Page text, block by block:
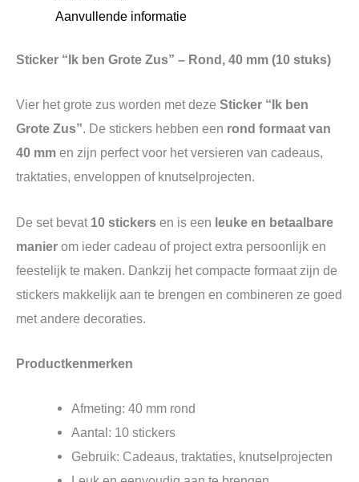
Aanvullende informatie
Sticker “Ik ben Grote Zus” – Rond, 40 mm (10 stuks)
Vier het grote zus worden met deze Sticker “Ik ben
Grote Zus”. De stickers hebben een rond formaat van
40 mm en zijn perfect voor het versieren van cadeaus,
traktaties, enveloppen of knutselprojecten.
De set bevat 10 stickers en is een leuke en betaalbare
manier om ieder cadeau of project extra persoonlijk en
feestelijk te maken. Dankzij het compacte formaat zijn de
stickers makkelijk aan te brengen en combineren ze goed
met andere decoraties.
Productkenmerken
Afmeting: 40 mm rond
Aantal: 10 stickers
Gebruik: Cadeaus, traktaties, knutselprojecten